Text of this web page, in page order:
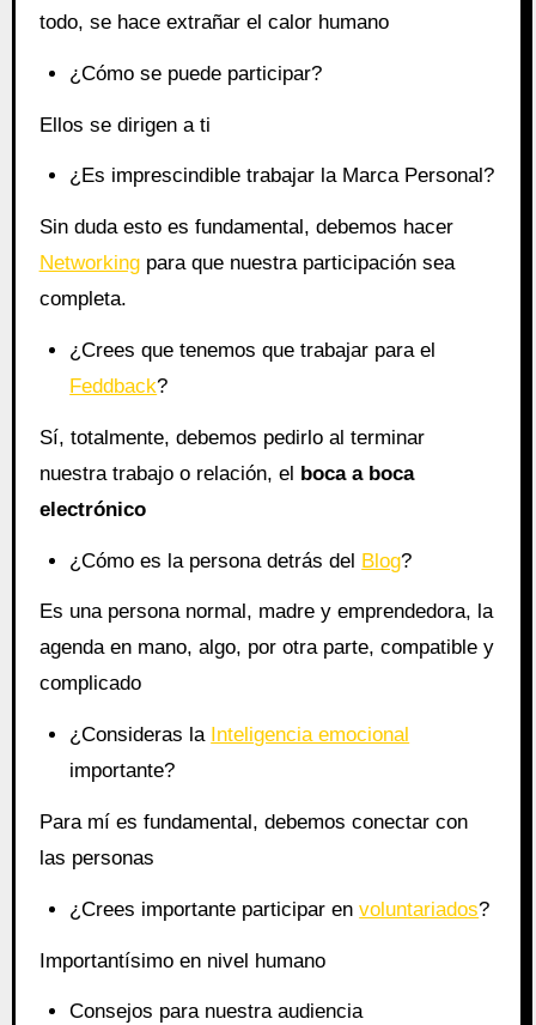
todo, se hace extrañar el calor humano
¿Cómo se puede participar?
Ellos se dirigen a ti
¿Es imprescindible trabajar la Marca Personal?
Sin duda esto es fundamental, debemos hacer
Networkingpara que nuestra participación sea
completa.
¿Crees que tenemos que trabajar para el
Feddback?
Sí, totalmente, debemos pedirlo al terminar
nuestra trabajo o relación, el boca a boca
electrónico
¿Cómo es la persona detrás del Blog?
Es una persona normal, madre y emprendedora, la
agenda en mano, algo, por otra parte, compatible y
complicado
¿Consideras la Inteligencia emocional
importante?
Para mí es fundamental, debemos conectar con
las personas
¿Crees importante participar envoluntariados?
Importantísimo en nivel humano
Consejos para nuestra audiencia